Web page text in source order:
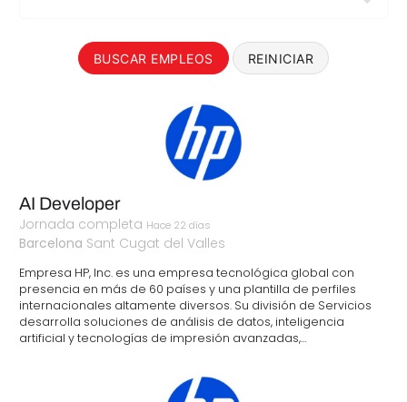
BUSCAR EMPLEOS REINICIAR
AI Developer
Jornada completa Hace 22 días
Barcelona Sant Cugat del Valles
Empresa HP, Inc. es una empresa tecnológica global con
presencia en más de 60 países y una plantilla de perfiles
internacionales altamente diversos. Su división de Servicios
desarrolla soluciones de análisis de datos, inteligencia
artificial y tecnologías de impresión avanzadas,…